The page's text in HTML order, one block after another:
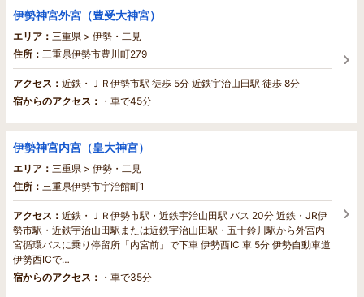
伊勢神宮外宮（豊受大神宮）
エリア： 三重県 > 伊勢・二見
住所： 三重県伊勢市豊川町279
アクセス： 近鉄・ＪＲ伊勢市駅 徒歩 5分 近鉄宇治山田駅 徒歩 8分
宿からのアクセス： ・車で45分
伊勢神宮内宮（皇大神宮）
エリア： 三重県 > 伊勢・二見
住所： 三重県伊勢市宇治館町1
アクセス： 近鉄・ＪＲ伊勢市駅・近鉄宇治山田駅 バス 20分 近鉄・JR伊
勢市駅・近鉄宇治山田駅または近鉄宇治山田駅・五十鈴川駅から外宮内
宮循環バスに乗り停留所「内宮前」で下車 伊勢西IC 車 5分 伊勢自動車道
伊勢西ICで…
宿からのアクセス： ・車で35分